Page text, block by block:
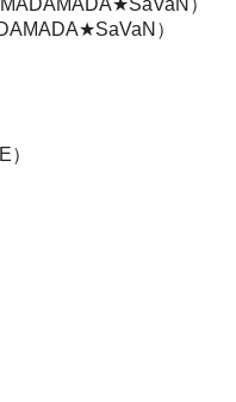
）
）